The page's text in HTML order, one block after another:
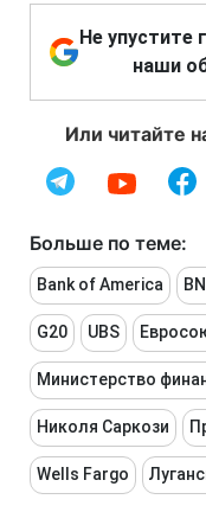
Не упустите
наши
Или читайте
Больше по теме:
Bank of America
G20 UBS
Министерство
Николя Саркози
Wells Fargo